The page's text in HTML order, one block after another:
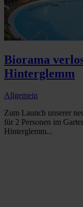
Biorama
Hinterglemm
Allgemein
Zum Launch unserer
für 2 Personen im
Hinterglemm...